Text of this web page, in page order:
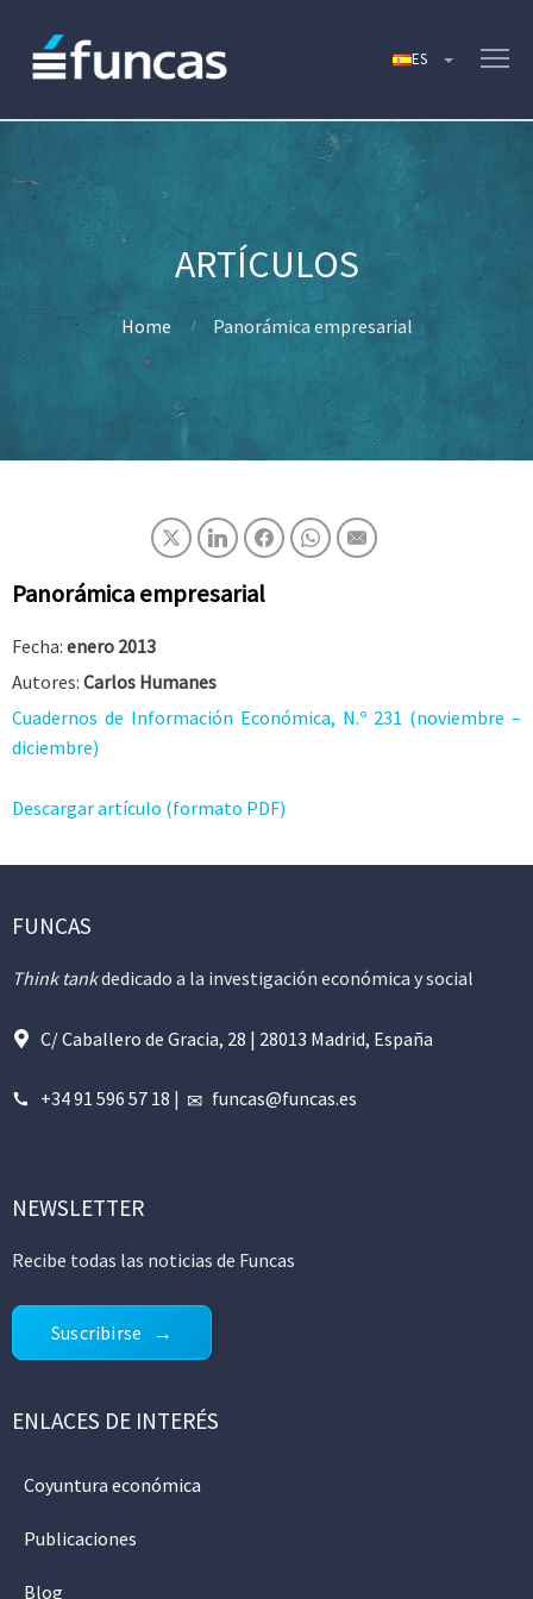
Home Panorámica empresarial
Panorámica empresarial
Fecha: enero 2013
Autores: Carlos Humanes
Cuadernos de Información Económica, N.º 231 (noviembre –
diciembre)
Descargar artículo (formato PDF)
FUNCAS
Think tankdedicado a la investigación económica y social
C/ Caballero de Gracia, 28 | 28013 Madrid, España
+34 91 596 57 18 | funcas@funcas.es
NEWSLETTER
Recibe todas las noticias de Funcas
Suscribirse
ENLACES DE INTERÉS
Coyuntura económica
Publicaciones
Blog